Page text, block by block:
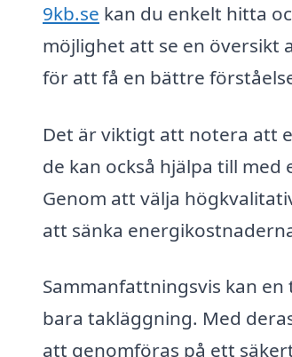
9kb.se kan du enkelt hitta
möjlighet att se en översikt
för att få en bättre
Det är viktigt att notera att
de kan också hjälpa till
Genom att välja
att sänka
Sammanfattningsvis kan
bara takläggning. Med
att genomföras på ett